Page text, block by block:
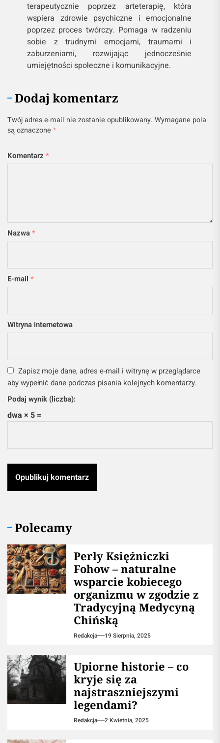
terapeutycznie poprzez arteterapię, która
wspiera zdrowie psychiczne i emocjonalne
poprzez proces twórczy. Pomaga w radzeniu
sobie z trudnymi emocjami, traumami i
zaburzeniami, rozwijając jednocześnie
umiejętności społeczne i komunikacyjne.
Dodaj komentarz
Twój adres e-mail nie zostanie opublikowany. Wymagane pola
są oznaczone *
Komentarz *
Nazwa*
E-mail *
Witryna internetowa
Zapisz moje dane, adres e-mail i witrynę w przeglądarce
aby wypełnić dane podczas pisania kolejnych komentarzy.
Podaj wynik (liczba):
dwa × 5 =
Polecamy
Perły Księżniczki
Fohow – naturalne
wsparcie kobiecego
organizmu w zgodzie z
Tradycyjną Medycyną
Chińską
Redakcja 19 Sierpnia, 2025
Upiorne historie – co
kryje się za
najstraszniejszymi
legendami?
Redakcja 2 Kwietnia, 2025